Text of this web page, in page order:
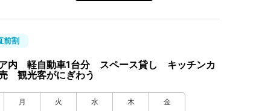
前割
ア内 軽自動車1台分 スペース貸し キッチンカ
観光客がにぎわう
月 火 水 木 金